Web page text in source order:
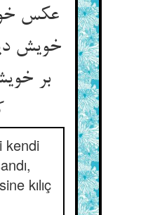
عکس
خویش
بر
kendi
kılıç